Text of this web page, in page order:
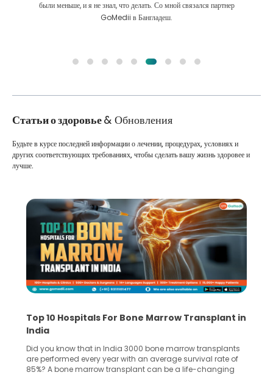
были меньше, и я не знал, что делать. Со мной связался партнер
GoMedii в Бангладеш.
Статьи о здоровье& Обновления
Будьте в курсе последней информации о лечении, процедурах, условиях и
других соответствующих требованиях, чтобы сделать вашу жизнь здоровее и
лучше.
Recognizing Critical Symptoms of a Frontal
Lobe Brain Tumor Could Save Your Life
Did you know that the frontal lobe of your brain is the most
common site for tumor occurrence? The frontal lobe is a
key part of your brain and is responsible for various